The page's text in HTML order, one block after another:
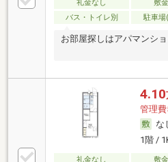
礼金なし 敷
バス・トイレ別
駐車場
お部屋探しはアパマンシ
4.10
管理費
な
1階 /
礼金なし 敷